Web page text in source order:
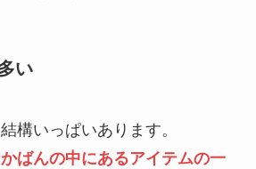
い
構いっぱいあります。
かばんの中にあるアイテムの一